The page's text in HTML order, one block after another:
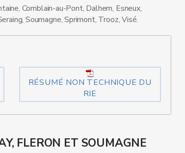
Comblain-au-Pont, Dalhem, Esneux,
Soumagne, Sprimont, Trooz, Visé.
RÉSUMÉ NON TECHNIQUE DU
RIE
FLERON ET SOUMAGNE